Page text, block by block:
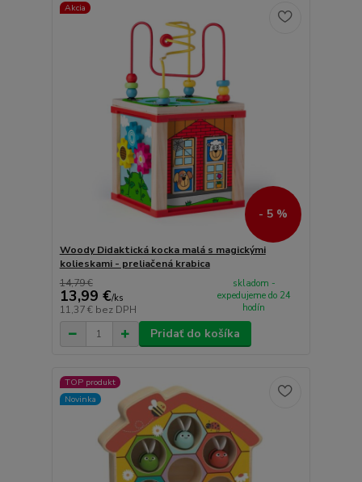
Akcia
- 5 %
Woody Didaktická kocka malá s magickými
kolieskami - preliačená krabica
14,79 €
13,99 €/ks
11,37 € bez DPH
skladom -
expedujeme do 24
hodín
Pridať do košíka
TOP produkt
Novinka